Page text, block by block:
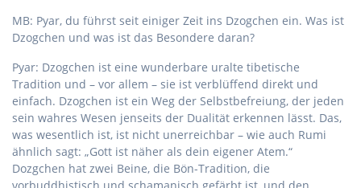
MB: Pyar, du führst seit einiger Zeit ins Dzogchen ein. Was ist
Dzogchen und was ist das Besondere daran?
Pyar: Dzogchen ist eine wunderbare uralte tibetische
Tradition und – vor allem – sie ist verblüffend direkt und
einfach. Dzogchen ist ein Weg der Selbstbefreiung, der jeden
sein wahres Wesen jenseits der Dualität erkennen lässt. Das,
was wesentlich ist, ist nicht unerreichbar – wie auch Rumi
ähnlich sagt: „Gott ist näher als dein eigener Atem.“
Dozgchen hat zwei Beine, die Bön-Tradition, die